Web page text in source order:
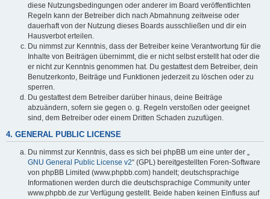
diese Nutzungsbedingungen oder anderer im Board veröffentlichten
Regeln kann der Betreiber dich nach Abmahnung zeitweise oder
dauerhaft von der Nutzung dieses Boards ausschließen und dir ein
Hausverbot erteilen.
Du nimmst zur Kenntnis, dass der Betreiber keine Verantwortung für die
Inhalte von Beiträgen übernimmt, die er nicht selbst erstellt hat oder die
er nicht zur Kenntnis genommen hat. Du gestattest dem Betreiber, dein
Benutzerkonto, Beiträge und Funktionen jederzeit zu löschen oder zu
sperren.
Du gestattest dem Betreiber darüber hinaus, deine Beiträge
abzuändern, sofern sie gegen o. g. Regeln verstoßen oder geeignet
sind, dem Betreiber oder einem Dritten Schaden zuzufügen.
4. GENERAL PUBLIC LICENSE
Du nimmst zur Kenntnis, dass es sich bei phpBB um eine unter der „
GNU General Public License v2“ (GPL) bereitgestellten Foren-Software
von phpBB Limited (www.phpbb.com) handelt; deutschsprachige
Informationen werden durch die deutschsprachige Community unter
www.phpbb.de zur Verfügung gestellt. Beide haben keinen Einfluss auf